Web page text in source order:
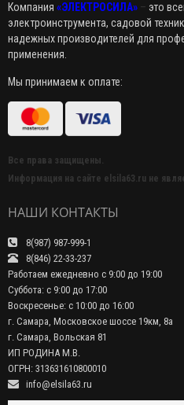
Компания «ЭЛЕКТРОСИЛА» – это
электроинструмента, садовой
надежных производителей для
применения.
Мы принимаем к оплате:
Все права защищены.
Информация на сайте elsila63.ru не
НАШИ КОНТАКТЫ
8(987) 987-999-1
8(846) 22-33-237
Работаем ежедневно с 9:00 до 19:00
Суббота: с 9:00 до 17:00
Воскресенье: с 10:00 до 16:00
г. Самара, Московское шоссе 19км, 8а
г. Самара, Вольская 81
ИП РОДИНА М.В.
ОГРН: 313631610800010
info@elsila63.ru